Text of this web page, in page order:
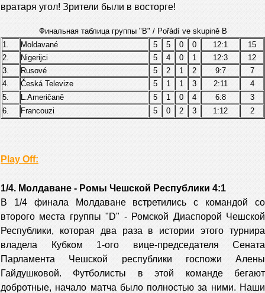
вратаря угол! Зрители были в восторге!
Финальная таблица группы "B" / Pořádí ve skupině B
1.
Moldavané 5 5 0 0 12:1
15
2.
Nigerijci 5 4 0 1 12:3
12
3.
Rusové 5 2 1 2 9:7
7
4.
Česká Televize 5 1 1 3 2:11
4
5.
L.Američaně 5 1 0 4 6:8
3
6.
Francouzi 5 0 2 3 1:12 2
Play Off:
1/4. Молдаване - Ромы Чешской Республики 4:1
В 1/4 финала Молдаване встретились с командой со
второго места группы "D" - Ромской Диаспорой Чешской
Республики, которая два раза в истории этого турнира
владела Кубком 1-ого вице-председателя Сената
Парламента Чешской республики госпожи Алены
Гайдушковой. Футболисты в этой команде бегают
добротные, начало матча было полностью за ними. Наши